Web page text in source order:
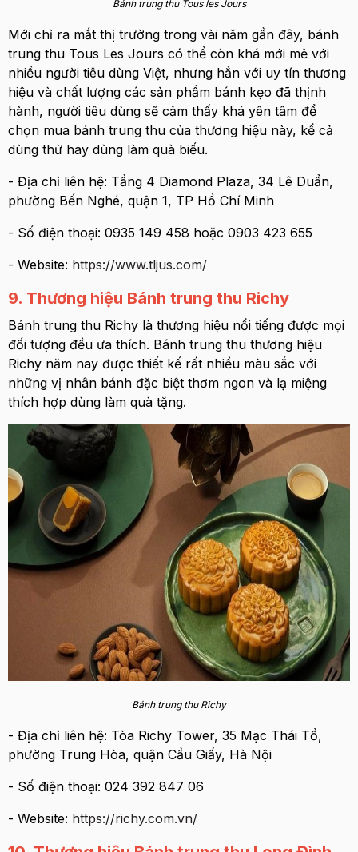
Bánh trung thu Tous les Jours
Mới chỉ ra mắt thị trường trong vài năm gần đây, bánh
trung thu Tous Les Jours có thể còn khá mới mẻ với
nhiều người tiêu dùng Việt, nhưng hẳn với uy tín thương
hiệu và chất lượng các sản phẩm bánh kẹo đã thịnh
hành, người tiêu dùng sẽ cảm thấy khá yên tâm để
chọn mua bánh trung thu của thương hiệu này, kể cả
dùng thử hay dùng làm quà biếu.
- Địa chỉ liên hệ: Tầng 4 Diamond Plaza, 34 Lê Duẩn,
phường Bến Nghé, quận 1, TP Hồ Chí Minh
- Số điện thoại: 0935 149 458 hoặc 0903 423 655
- Website: https://www.tljus.com/
9. Thương hiệu Bánh trung thu Richy
Bánh trung thu Richy là thương hiệu nổi tiếng được mọi
đối tượng đều ưa thích. Bánh trung thu thương hiệu
Richy năm nay được thiết kế rất nhiều màu sắc với
những vị nhân bánh đặc biệt thơm ngon và lạ miệng
thích hợp dùng làm quà tặng.
Bánh trung thu Richy
- Địa chỉ liên hệ: Tòa Richy Tower, 35 Mạc Thái Tổ,
phường Trung Hòa, quận Cầu Giấy, Hà Nội
- Số điện thoại: 024 392 847 06
- Website: https://richy.com.vn/